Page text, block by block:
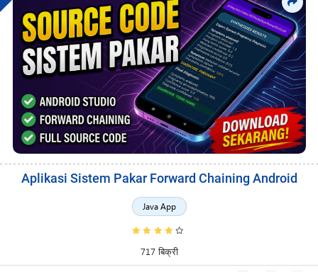
Aplikasi Sistem Pakar Forward Chaining Android
Java App
717 बिक्री